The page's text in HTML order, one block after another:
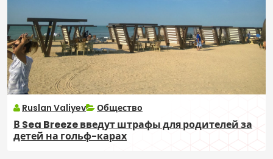
Ruslan Valiyev Общество
В Sea Breeze введут штрафы для родителей за
детей на гольф-карах